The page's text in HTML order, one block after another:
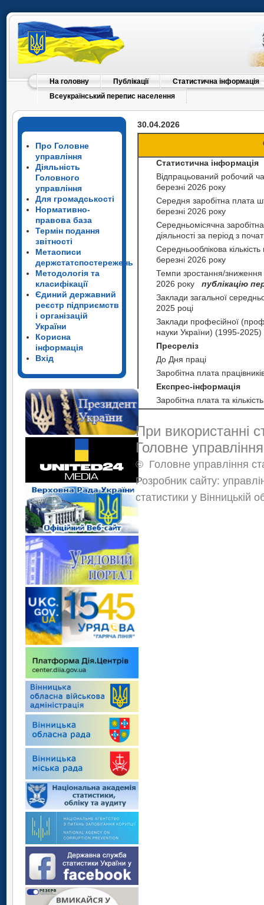
На головну Публікації
Статистична інформація
Всеукраїнський перепис населення
Про Головне
управління
Діяльність
Головного
управління
Для громадськості
Нормативно-
правова база
Термін подання
звітності
Метаописи
держстатспостережень
Методологія та
класифікації
Єдиний державний
реєстр підприємств
і організацій
України
Корисна
інформація
Вхід
30.04.2026
Статистична інформація
Відпрацьований робочий
березні 2026 року
Середня заробітна плата
березні 2026 року
Середньомісячна
діяльності за період з
Середньооблікова
березні 2026 року
Темпи зростання/зниження
2026 року публікацію
Заклади загальної
2025 році
Заклади професійної
науки України) (1995-2025)
Пресреліз
До Дня праці
Заробітна плата
Експрес-інформація
Заробітна плата та
При використанні
Головне
© Головне управління
Розробник сайту:
статистики у Вінницькій